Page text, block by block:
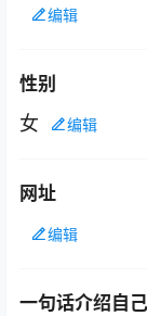
编辑
性别
女 编辑
网址
编辑
一句话介绍自己